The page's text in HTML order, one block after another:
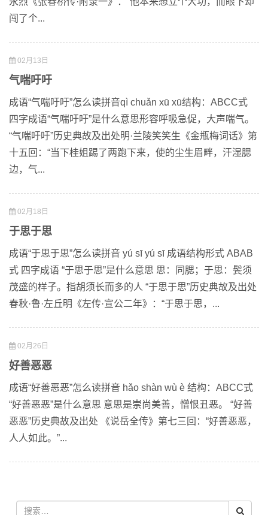
闯了个...
02月13日
气喘吁吁
成语“气喘吁吁”怎么读拼音qì chuǎn xū xū结构：ABCC式
四字成语“气喘吁吁”是什么意思形容呼吸急促，大声喘气。
“气喘吁吁”历史典故及出处明·兰陵笑笑生《金瓶梅词话》第
十五回：“当下桂姐踢了两跑下来，使的尘生眉畔，汗湿腮
边，气...
02月18日
于思于思
成语“于思于思”怎么读拼音 yú sī yú sī 成语结构形式 ABAB
式 四字成语 “于思于思”是什么意思 思：同腮；于思：鬓须
茂盛的样子。指胡须长而多的人 “于思于思”历史典故及出处
春秋·鲁·左丘明《左传·宣公二年》：“于思于思，...
02月26日
好善恶恶
成语“好善恶恶”怎么读拼音 hǎo shàn wù è 结构：ABCC式
“好善恶恶”是什么意思 意思是崇尚美善，憎恨丑恶。 “好善
恶恶”历史典故及出处 《说岳全传》第七三回：“好善恶恶，
人人如此。”...